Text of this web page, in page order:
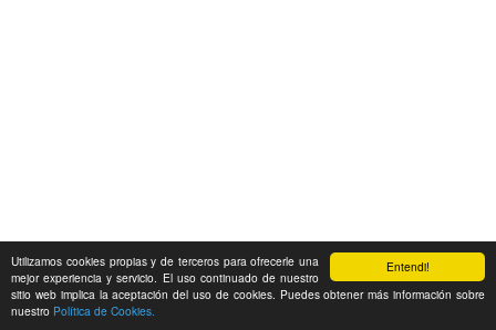
Entendi!
Utilizamos cookies propias y de terceros para ofrecerle una
mejor experiencia y servicio. El uso continuado de nuestro
sitio web implica la aceptación del uso de cookies. Puedes obtener más información sobre
nuestro Política de Cookies.